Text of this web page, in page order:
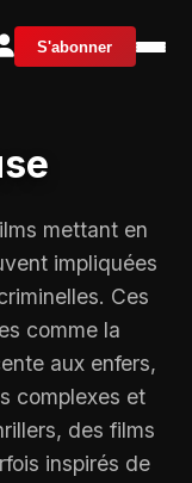
S'abonner
mettant en
impliquées
Ces
comme la
aux enfers,
complexes et
des films
inspirés de